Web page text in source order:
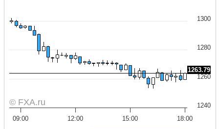
12:00
09:00 15:00 18:00
1240
1260
1280
1300
© FXA.ru
1263.79